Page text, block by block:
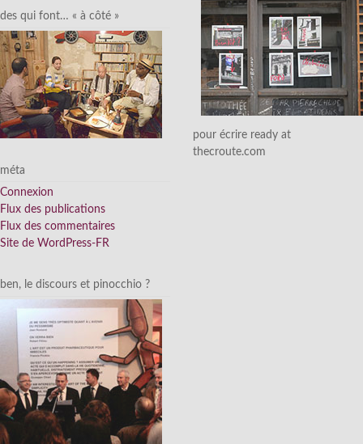
des qui font… « à côté »
méta
Connexion
Flux des publications
Flux des commentaires
Site de WordPress-FR
ben, le discours et pinocchio ?
pour écrire ready at
thecroute.com